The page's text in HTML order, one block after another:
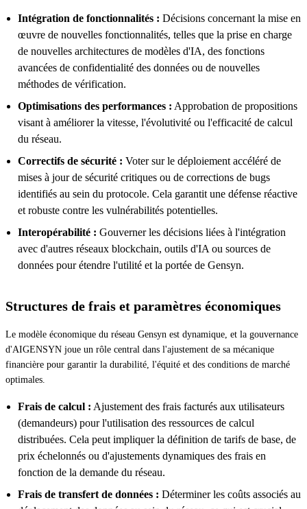
Intégration de fonctionnalités : Décisions concernant la mise en
œuvre de nouvelles fonctionnalités, telles que la prise en charge
de nouvelles architectures de modèles d'IA, des fonctions
avancées de confidentialité des données ou de nouvelles
méthodes de vérification.
Optimisations des performances : Approbation de propositions
visant à améliorer la vitesse, l'évolutivité ou l'efficacité de calcul
du réseau.
Correctifs de sécurité : Voter sur le déploiement accéléré de
mises à jour de sécurité critiques ou de corrections de bugs
identifiés au sein du protocole. Cela garantit une défense réactive
et robuste contre les vulnérabilités potentielles.
Interopérabilité : Gouverner les décisions liées à l'intégration
avec d'autres réseaux blockchain, outils d'IA ou sources de
données pour étendre l'utilité et la portée de Gensyn.
Structures de frais et paramètres économiques
Le modèle économique du réseau Gensyn est dynamique, et la gouvernance
d'AIGENSYN joue un rôle central dans l'ajustement de sa mécanique
financière pour garantir la durabilité, l'équité et des conditions de marché
optimales.
Frais de calcul : Ajustement des frais facturés aux utilisateurs
(demandeurs) pour l'utilisation des ressources de calcul
distribuées. Cela peut impliquer la définition de tarifs de base, de
prix échelonnés ou d'ajustements dynamiques des frais en
fonction de la demande du réseau.
Frais de transfert de données : Déterminer les coûts associés au